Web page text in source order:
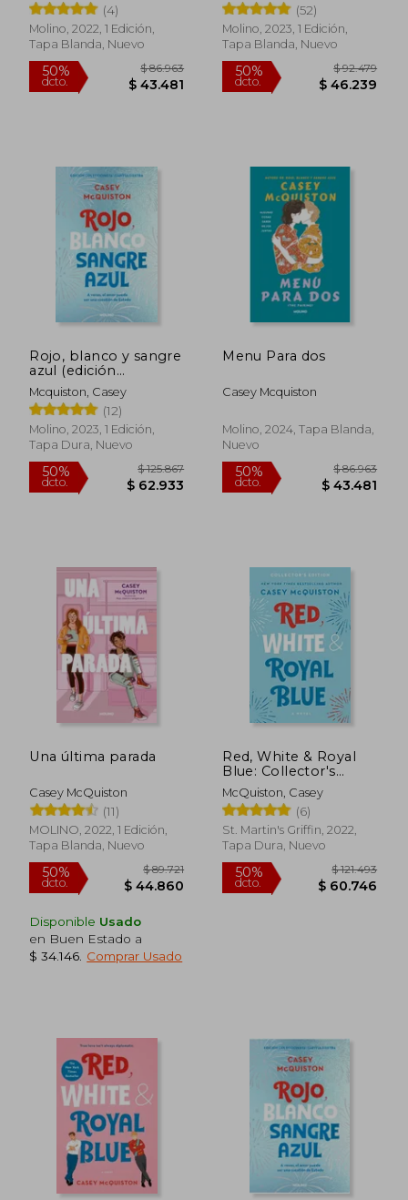
(4)
Molino, 2022, 1 Edición,
Tapa Blanda, Nuevo
50%
dcto.
(52)
Molino, 2023, 1 Edición,
Tapa Blanda, Nuevo
50% $
Rojo, blanco y sangre
azul (edición
coleccionista con
capítulo extra)
Mcquiston, Casey
(12)
Molino, 2023, 1 Edición,
Tapa Dura, Nuevo
50%
dcto.
$ 125.867
Menu Para dos
Casey Mcquiston
Molino, 2024, Tapa Blanda,
Nuevo
50%
dcto.
$
Una última parada
Casey McQuiston
(11)
MOLINO, 2022, 1 Edición,
Tapa Blanda, Nuevo
Disponible Usado
en Buen Estado a
$ 34.146 Comprar Usado
Red, White & Royal
Blue: Collector's
Edition: A Novel (en
Inglés)
McQuiston, Casey
(6)
St. Martin's Griffin, 2022,
Tapa Dura, Nuevo